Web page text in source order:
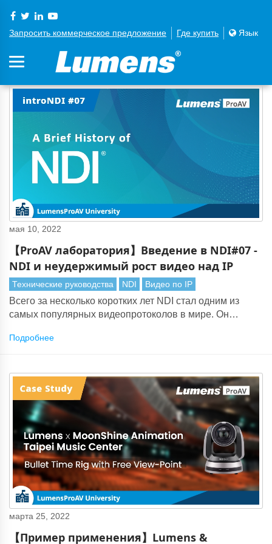
Запросить коммерческое предложение Где купить Язык
мая 10, 2022
【ProAV лаборатория】Введение в NDI#07 -
NDI и неудержимый рост видео над IP
Технические руководства NDI Видео по IP
Всего за несколько коротких лет NDI стал одним из
самых популярных видеопротоколов в мире. Он
глобальным сетям. Он также идеально подходит для
Подробнее
марта 25, 2022
【Пример применения】Lumens &